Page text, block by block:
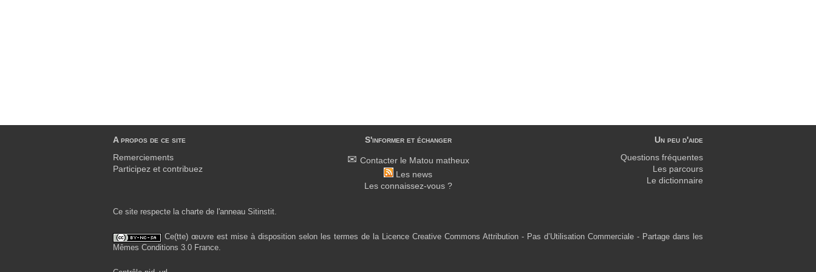
A propos de ce site
Remerciements
Participez et contribuez
S'informer et échanger
Contacter le Matou matheux
Les news
Les connaissez-vous ?
Un peu d'aide
Questions fréquentes
Les parcours
Le dictionnaire
Ce site respecte la charte de l'anneau Sitinstit.
Ce(tte) œuvre est mise à disposition selon les termes de la Licence Creative Commons Attribution - Pas d’Utilisation Commerciale - Partage dans les
Mêmes Conditions 3.0 France.